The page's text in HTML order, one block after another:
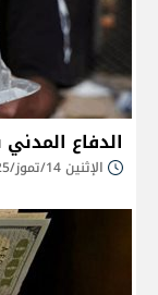
الدفاع
الإثنين 14/تموز/2025 - 07:10 ص